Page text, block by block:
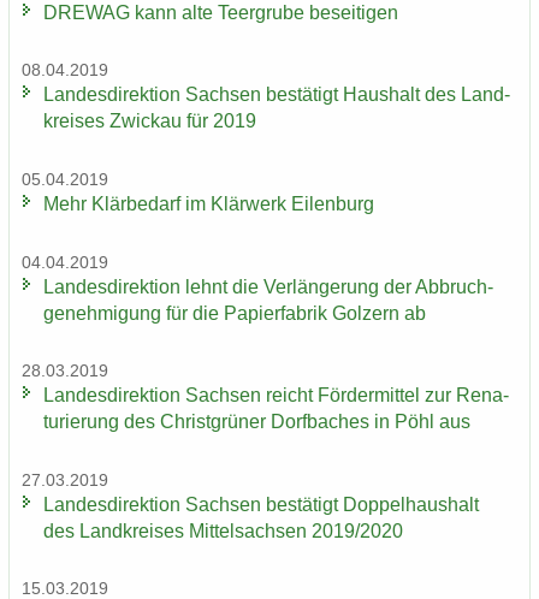
DRE­WAG kann alte Teergru­be be­sei­ti­gen
08.04.2019
Lan­des­di­rek­ti­on Sach­sen be­stä­tigt Haus­halt des Land­
krei­ses Zwi­ckau für 2019
05.04.2019
Mehr Klär­be­darf im Klär­werk Ei­len­burg
04.04.2019
Lan­des­di­rek­ti­on lehnt die Ver­län­ge­rung der Ab­bruch­
ge­neh­mi­gung für die Pa­pier­fa­brik Golz­ern ab
28.03.2019
Lan­des­di­rek­ti­on Sach­sen reicht För­der­mit­tel zur Re­na­
tu­rie­rung des Christ­grü­ner Dorf­ba­ches in Pöhl aus
27.03.2019
Lan­des­di­rek­ti­on Sach­sen be­stä­tigt Dop­pel­haus­halt
des Land­krei­ses Mit­tel­sach­sen 2019/2020
15.03.2019